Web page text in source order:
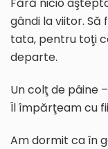
gândi la viitor. Să
tata, pentru toţi
departe.
Un colţ de pâine
Îl împărţeam cu
Am dormit ca în